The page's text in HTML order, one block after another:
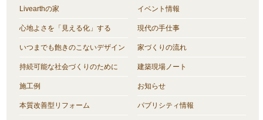
Livearthの家
心地よさを「見える化」する
いつまでも飽きのこないデザイン
持続可能な社会づくりのために
施工例
本質改善型リフォーム
イベント情報
現代の手仕事
家づくりの流れ
建築現場ノート
お知らせ
パブリシティ情報